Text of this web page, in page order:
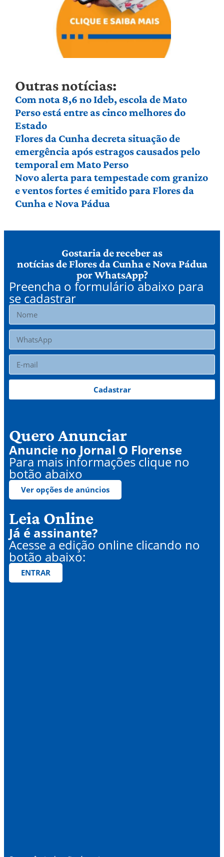
Outras notícias:
Com nota 8,6 no Ideb, escola de Mato
Perso está entre as cinco melhores do
Estado
Flores da Cunha decreta situação de
emergência após estragos causados pelo
temporal em Mato Perso
Novo alerta para tempestade com granizo
e ventos fortes é emitido para Flores da
Cunha e Nova Pádua
Gostaria de receber as
notícias de Flores da Cunha e Nova Pádua
por WhatsApp?
Preencha o formulário abaixo para
se cadastrar
Cadastrar
Quero Anunciar
Anuncie no Jornal O Florense
Para mais informações clique no
botão abaixo
Ver opções de anúncios
Leia Online
Já é assinante?
Acesse a edição online clicando no
botão abaixo:
ENTRAR